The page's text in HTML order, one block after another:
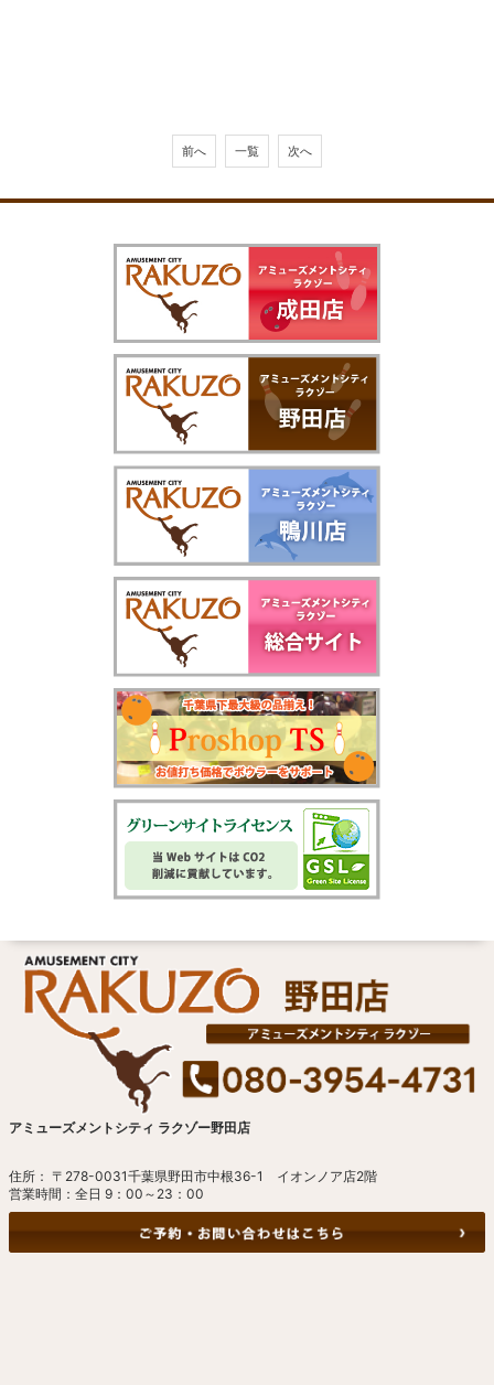
前へ 一覧 次へ
アミューズメントシティ ラクゾー野田店
住所： 〒278-0031千葉県野田市中根36-1 イオンノア店2階
営業時間：全日 9：00～23：00